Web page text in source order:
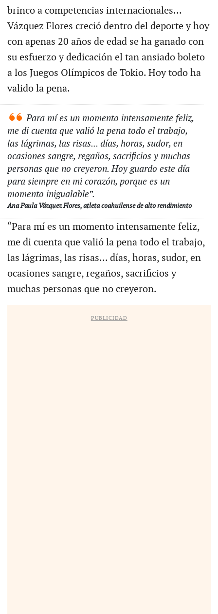
brinco a competencias internacionales...
Vázquez Flores creció dentro del deporte y hoy
con apenas 20 años de edad se ha ganado con
su esfuerzo y dedicación el tan ansiado boleto
a los Juegos Olímpicos de Tokio. Hoy todo ha
valido la pena.
Para mí es un momento intensamente feliz,
me di cuenta que valió la pena todo el trabajo,
las lágrimas, las risas... días, horas, sudor, en
ocasiones sangre, regaños, sacrificios y muchas
personas que no creyeron. Hoy guardo este día
para siempre en mi corazón, porque es un
momento inigualable”.
Ana Paula Vázquez Flores, atleta coahuilense de alto rendimiento
“Para mí es un momento intensamente feliz,
me di cuenta que valió la pena todo el trabajo,
las lágrimas, las risas... días, horas, sudor, en
ocasiones sangre, regaños, sacrificios y
muchas personas que no creyeron.
PUBLICIDAD